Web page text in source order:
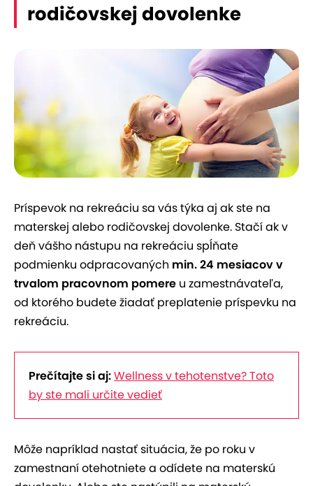
rodičovskej dovolenke
Príspevok na rekreáciu sa vás týka aj ak ste na
materskej alebo rodičovskej dovolenke. Stačí ak v
deň vášho nástupu na rekreáciu spĺňate
podmienku odpracovaných min. 24 mesiacov v
trvalom pracovnom pomere u zamestnávateľa,
od ktorého budete žiadať preplatenie príspevku na
rekreáciu.
Prečítajte si aj:Wellness v tehotenstve? Toto
by ste mali určite vedieť
Môže napríklad nastať situácia, že po roku v
zamestnaní otehotniete a odídete na materskú